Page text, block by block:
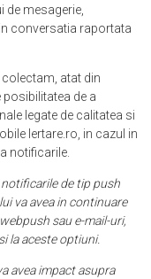
de mesagerie,
conversatia raportata
atat din
posibilitatea de a
legate de calitatea si
Iertare.ro, in cazul in
notificarile.
notificarile de tip push
va avea in continuare
sau e-mail-uri,
la aceste optiuni.
avea impact asupra